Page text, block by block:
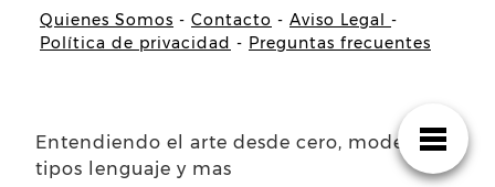
Quienes Somos - Contacto - Aviso Legal -
Política de privacidad - Preguntas frecuentes
Entendiendo el arte desde cero, modelos
tipos lenguaje y mas